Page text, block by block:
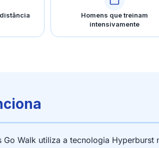
Homens que treinam
intensivamente
Go Walk utiliza a tecnologia